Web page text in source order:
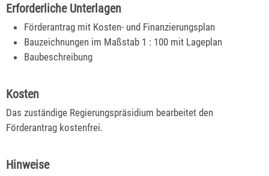
Erforderliche Unterlagen
Förderantrag mit Kosten- und Finanzierungsplan
Bauzeichnungen im Maßstab 1 : 100 mit Lageplan
Baubeschreibung
Kosten
Das zuständige Regierungspräsidium bearbeitet den
Förderantrag kostenfrei.
Hinweise